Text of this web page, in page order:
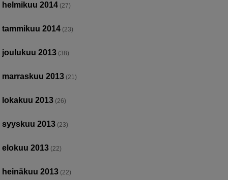
helmikuu 2014 (27)
tammikuu 2014 (23)
joulukuu 2013 (38)
marraskuu 2013 (21)
lokakuu 2013 (26)
syyskuu 2013 (23)
elokuu 2013 (22)
heinäkuu 2013 (22)